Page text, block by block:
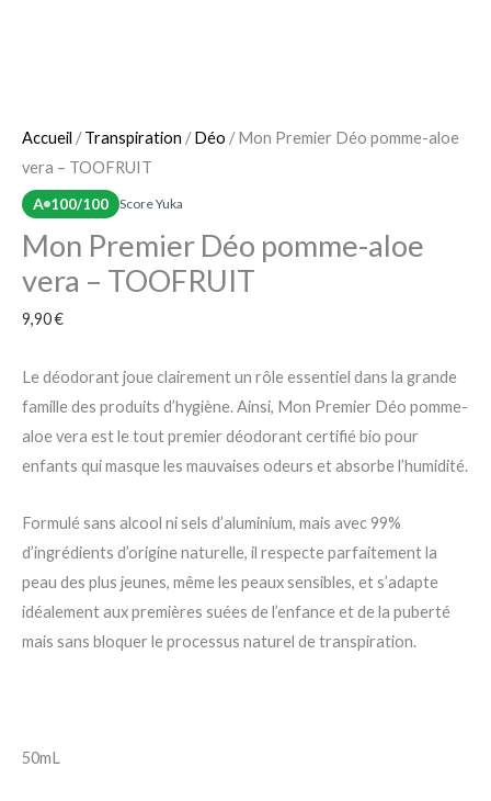
Accueil /Transpiration /Déo / Mon Premier Déo pomme-aloe
vera – TOOFRUIT
A 100/100 Score Yuka
Mon Premier Déo pomme-aloe
vera – TOOFRUIT
9,90€
Le déodorant joue clairement un rôle essentiel dans la grande
famille des produits d’hygiène. Ainsi, Mon Premier Déo pomme-
aloe vera est le tout premier déodorant certifié bio pour
enfants qui masque les mauvaises odeurs et absorbe l’humidité.
Formulé sans alcool ni sels d’aluminium, mais avec 99%
d’ingrédients d’origine naturelle, il respecte parfaitement la
peau des plus jeunes, même les peaux sensibles, et s’adapte
idéalement aux premières suées de l’enfance et de la puberté
mais sans bloquer le processus naturel de transpiration.
50mL